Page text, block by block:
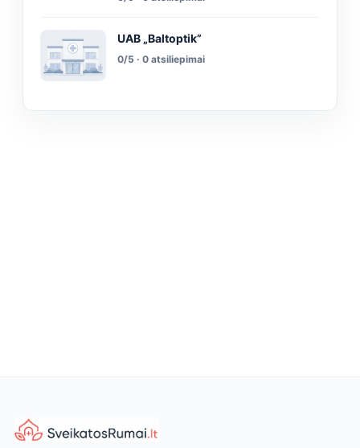
UAB „Baltoptik”
0/5 · 0 atsiliepimai